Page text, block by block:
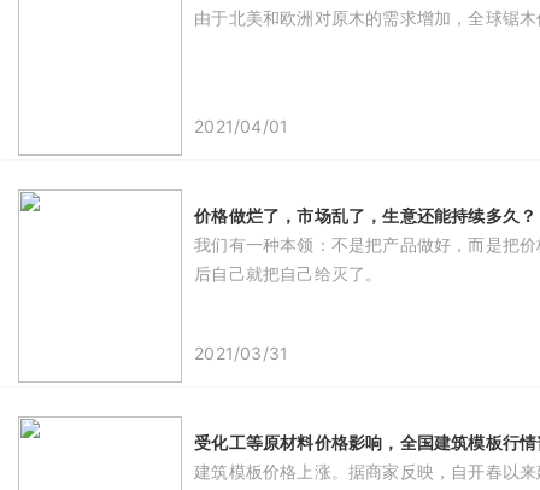
由于北美和欧洲对原木的需求增加，全球锯
2021/04/01
价格做烂了，市场乱了，生意还能持续多久？
我们有一种本领：不是把产品做好，而是把
后自己就把自己给灭了。
2021/03/31
受化工等原材料价格影响，全国建筑模板行
建筑模板价格上涨。据商家反映，自开春以